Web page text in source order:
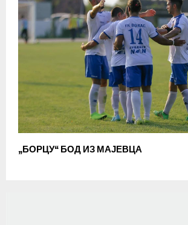
„БОРЦУ“ БОД ИЗ МАЈЕВЦА